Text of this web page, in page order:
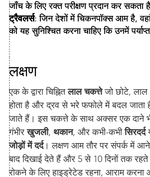
जाँच के लिए रक्त परीक्षण प्रदान कर सकता
ट्रैवलर्स: जिन देशों में चिकनपॉक्स आम है, वहां
को यह सुनिश्चित करना चाहिए कि उनमें पर्याप्त
लक्षण
एक के द्वारा चिह्नितलाल चकत्तेजो छोटे,
होता है और द्रव से भरे फफोले में बदल जाता
जाते हैं। इस चकत्ते के साथ अक्सर एक दाने
गंभीरखुजली, थकान, और कभी-कभीसिरदर्द
जोड़ों में दर्द। लक्षण आम तौर पर संपर्क में
बाद दिखाई देते हैं और 5 से 10 दिनों तक
रोकने के लिए हाइड्रेटेड रहना, आराम करना